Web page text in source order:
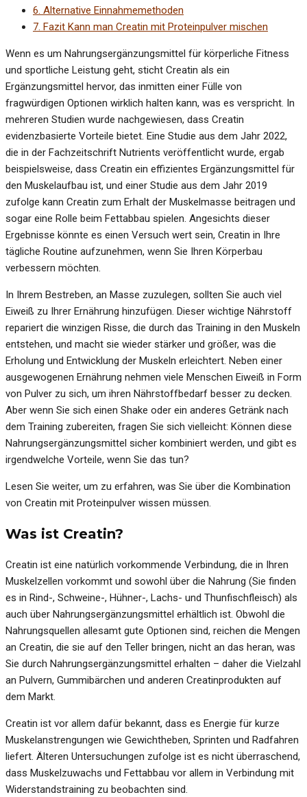
6. Alternative Einnahmemethoden
7. Fazit Kann man Creatin mit Proteinpulver mischen
Wenn es um Nahrungsergänzungsmittel für körperliche Fitness
und sportliche Leistung geht, sticht Creatin als ein
Ergänzungsmittel hervor, das inmitten einer Fülle von
fragwürdigen Optionen wirklich halten kann, was es verspricht. In
mehreren Studien wurde nachgewiesen, dass Creatin
evidenzbasierte Vorteile bietet. Eine Studie aus dem Jahr 2022,
die in der Fachzeitschrift Nutrients veröffentlicht wurde, ergab
beispielsweise, dass Creatin ein effizientes Ergänzungsmittel für
den Muskelaufbau ist, und einer Studie aus dem Jahr 2019
zufolge kann Creatin zum Erhalt der Muskelmasse beitragen und
sogar eine Rolle beim Fettabbau spielen. Angesichts dieser
Ergebnisse könnte es einen Versuch wert sein, Creatin in Ihre
tägliche Routine aufzunehmen, wenn Sie Ihren Körperbau
verbessern möchten.
In Ihrem Bestreben, an Masse zuzulegen, sollten Sie auch viel
Eiweiß zu Ihrer Ernährung hinzufügen. Dieser wichtige Nährstoff
repariert die winzigen Risse, die durch das Training in den Muskeln
entstehen, und macht sie wieder stärker und größer, was die
Erholung und Entwicklung der Muskeln erleichtert. Neben einer
ausgewogenen Ernährung nehmen viele Menschen Eiweiß in Form
von Pulver zu sich, um ihren Nährstoffbedarf besser zu decken.
Aber wenn Sie sich einen Shake oder ein anderes Getränk nach
dem Training zubereiten, fragen Sie sich vielleicht: Können diese
Nahrungsergänzungsmittel sicher kombiniert werden, und gibt es
irgendwelche Vorteile, wenn Sie das tun?
Lesen Sie weiter, um zu erfahren, was Sie über die Kombination
von Creatin mit Proteinpulver wissen müssen.
Was ist Creatin?
Creatin ist eine natürlich vorkommende Verbindung, die in Ihren
Muskelzellen vorkommt und sowohl über die Nahrung (Sie finden
es in Rind-, Schweine-, Hühner-, Lachs- und Thunfischfleisch) als
auch über Nahrungsergänzungsmittel erhältlich ist. Obwohl die
Nahrungsquellen allesamt gute Optionen sind, reichen die Mengen
an Creatin, die sie auf den Teller bringen, nicht an das heran, was
Sie durch Nahrungsergänzungsmittel erhalten – daher die Vielzahl
an Pulvern, Gummibärchen und anderen Creatinprodukten auf
dem Markt.
Creatin ist vor allem dafür bekannt, dass es Energie für kurze
Muskelanstrengungen wie Gewichtheben, Sprinten und Radfahren
liefert. Älteren Untersuchungen zufolge ist es nicht überraschend,
dass Muskelzuwachs und Fettabbau vor allem in Verbindung mit
Widerstandstraining zu beobachten sind.